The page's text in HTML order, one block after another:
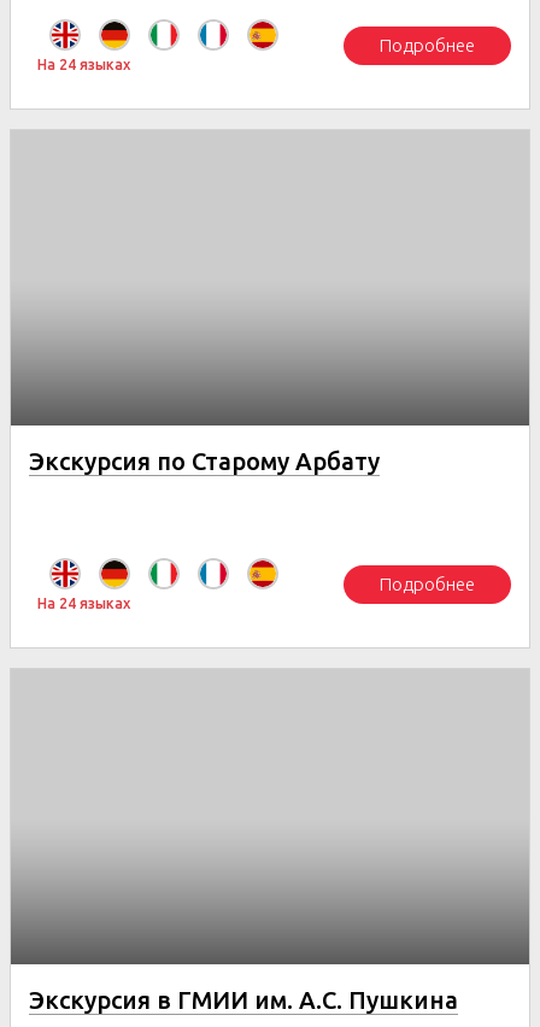
На 24 языках
Подробнее
Экскурсия по Старому Арбату
На 24 языках
Подробнее
Экскурсия в ГМИИ им. А.С. Пушкина